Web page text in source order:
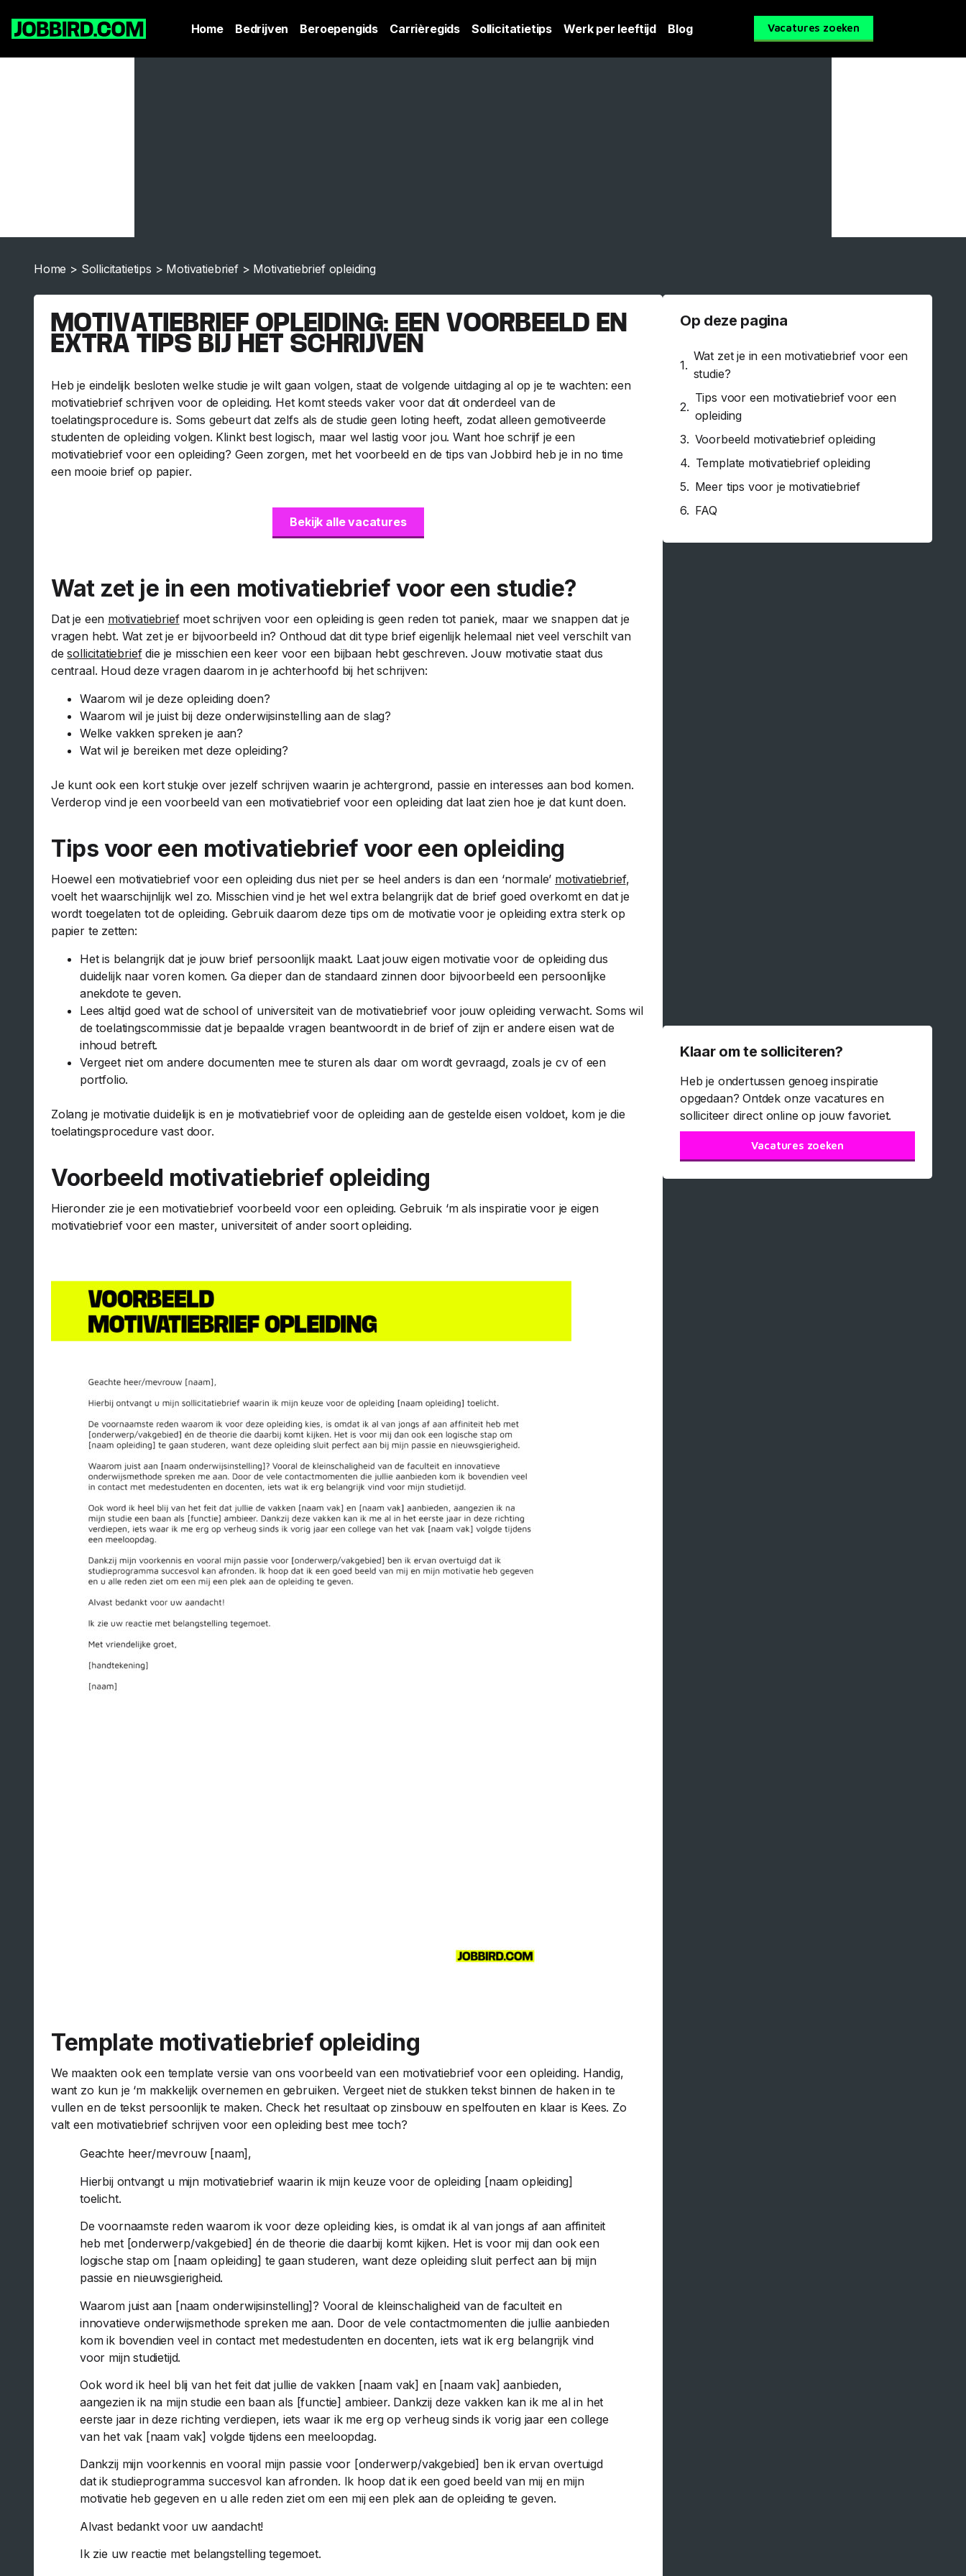
Home Bedrijven Beroepengids Carrièregids Sollicitatietips Werk per leeftijd Blog Vacatures zoeken
Home > Sollicitatietips > Motivatiebrief> Motivatiebrief opleiding
MOTIVATIEBRIEF OPLEIDING: EEN VOORBEELD EN
EXTRA TIPS BIJ HET SCHRIJVEN
Heb je eindelijk besloten welke studie je wilt gaan volgen, staat de volgende uitdaging al op je te wachten: een
motivatiebrief schrijven voor de opleiding. Het komt steeds vaker voor dat dit onderdeel van de
toelatingsprocedure is. Soms gebeurt dat zelfs als de studie geen loting heeft, zodat alleen gemotiveerde
studenten de opleiding volgen. Klinkt best logisch, maar wel lastig voor jou. Want hoe schrijf je een
motivatiebrief voor een opleiding? Geen zorgen, met het voorbeeld en de tips van Jobbird heb je in no time
een mooie brief op papier.
Bekijk alle vacatures
Wat zet je in een motivatiebrief voor een studie?
Dat je een motivatiebriefmoet schrijven voor een opleiding is geen reden tot paniek, maar we snappen dat je
vragen hebt. Wat zet je er bijvoorbeeld in? Onthoud dat dit type brief eigenlijk helemaal niet veel verschilt van
desollicitatiebriefdie je misschien een keer voor een bijbaan hebt geschreven. Jouw motivatie staat dus
centraal. Houd deze vragen daarom in je achterhoofd bij het schrijven:
Waarom wil je deze opleiding doen?
Waarom wil je juist bij deze onderwijsinstelling aan de slag?
Welke vakken spreken je aan?
Wat wil je bereiken met deze opleiding?
Je kunt ook een kort stukje over jezelf schrijven waarin je achtergrond, passie en interesses aan bod komen.
Verderop vind je een voorbeeld van een motivatiebrief voor een opleiding dat laat zien hoe je dat kunt doen.
Tips voor een motivatiebrief voor een opleiding
Hoewel een motivatiebrief voor een opleiding dus niet per se heel anders is dan een ‘normale’ motivatiebrief,
voelt het waarschijnlijk wel zo. Misschien vind je het wel extra belangrijk dat de brief goed overkomt en dat je
wordt toegelaten tot de opleiding. Gebruik daarom deze tips om de motivatie voor je opleiding extra sterk op
papier te zetten:
Het is belangrijk dat je jouw brief persoonlijk maakt. Laat jouw eigen motivatie voor de opleiding dus
duidelijk naar voren komen. Ga dieper dan de standaard zinnen door bijvoorbeeld een persoonlijke
anekdote te geven.
Lees altijd goed wat de school of universiteit van de motivatiebrief voor jouw opleiding verwacht. Soms wil
de toelatingscommissie dat je bepaalde vragen beantwoordt in de brief of zijn er andere eisen wat de
inhoud betreft.
Vergeet niet om andere documenten mee te sturen als daar om wordt gevraagd, zoals je cv of een
portfolio.
Zolang je motivatie duidelijk is en je motivatiebrief voor de opleiding aan de gestelde eisen voldoet, kom je die
toelatingsprocedure vast door.
Voorbeeld motivatiebrief opleiding
Hieronder zie je een motivatiebrief voorbeeld voor een opleiding. Gebruik ‘m als inspiratie voor je eigen
motivatiebrief voor een master, universiteit of ander soort opleiding.
Template motivatiebrief opleiding
We maakten ook een template versie van ons voorbeeld van een motivatiebrief voor een opleiding. Handig,
want zo kun je ‘m makkelijk overnemen en gebruiken. Vergeet niet de stukken tekst binnen de haken in te
vullen en de tekst persoonlijk te maken. Check het resultaat op zinsbouw en spelfouten en klaar is Kees. Zo
valt een motivatiebrief schrijven voor een opleiding best mee toch?
Geachte heer/mevrouw [naam],
Hierbij ontvangt u mijn motivatiebrief waarin ik mijn keuze voor de opleiding [naam opleiding]
toelicht.
De voornaamste reden waarom ik voor deze opleiding kies, is omdat ik al van jongs af aan affiniteit
heb met [onderwerp/vakgebied] én de theorie die daarbij komt kijken. Het is voor mij dan ook een
logische stap om [naam opleiding] te gaan studeren, want deze opleiding sluit perfect aan bij mijn
passie en nieuwsgierigheid.
Waarom juist aan [naam onderwijsinstelling]? Vooral de kleinschaligheid van de faculteit en
innovatieve onderwijsmethode spreken me aan. Door de vele contactmomenten die jullie aanbieden
kom ik bovendien veel in contact met medestudenten en docenten, iets wat ik erg belangrijk vind
voor mijn studietijd.
Ook word ik heel blij van het feit dat jullie de vakken [naam vak] en [naam vak] aanbieden,
aangezien ik na mijn studie een baan als [functie] ambieer. Dankzij deze vakken kan ik me al in het
eerste jaar in deze richting verdiepen, iets waar ik me erg op verheug sinds ik vorig jaar een college
van het vak [naam vak] volgde tijdens een meeloopdag.
Dankzij mijn voorkennis en vooral mijn passie voor [onderwerp/vakgebied] ben ik ervan overtuigd
dat ik studieprogramma succesvol kan afronden. Ik hoop dat ik een goed beeld van mij en mijn
motivatie heb gegeven en u alle reden ziet om een mij een plek aan de opleiding te geven.
Alvast bedankt voor uw aandacht!
Ik zie uw reactie met belangstelling tegemoet.
Op deze pagina
Wat zet je in een motivatiebrief voor een
studie?
Tips voor een motivatiebrief voor een
opleiding
Voorbeeld motivatiebrief opleiding
Template motivatiebrief opleiding
Meer tips voor je motivatiebrief
FAQ
Klaar om te solliciteren?
Heb je ondertussen genoeg inspiratie
opgedaan? Ontdek onze vacatures en
solliciteer direct online op jouw favoriet.
Vacatures zoeken